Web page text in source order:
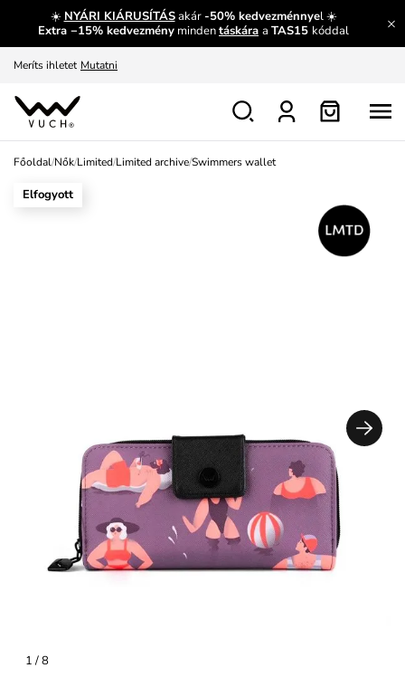
☀️ NYÁRI KIÁRUSÍTÁSakár-50% kedvezménnyel ☀️
Extra −15% kedvezmény mindentáskára a TAS15 kóddal
Fedezze fel velünk az újdonságokat. Megtekintés
Meríts ihletet Mutatni
Ingyenes csere és visszaküldés
Főoldal/Nők/Limited/Limited archive/Swimmers wallet
1/ 8
Elfogyott